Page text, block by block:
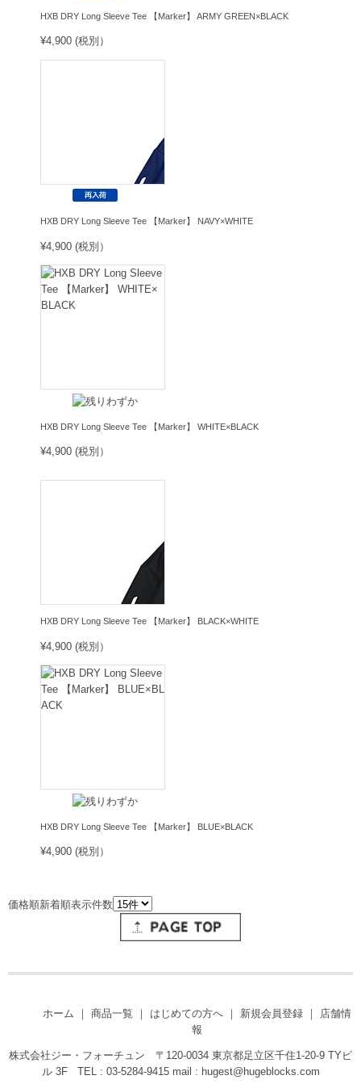
HXB DRY Long Sleeve Tee 【Marker】 ARMY GREEN×BLACK
¥4,900 (税別）
HXB DRY Long Sleeve Tee 【Marker】 NAVY×WHITE
¥4,900 (税別）
HXB DRY Long Sleeve Tee 【Marker】 WHITE×BLACK
¥4,900 (税別）
HXB DRY Long Sleeve Tee 【Marker】 BLACK×WHITE
¥4,900 (税別）
HXB DRY Long Sleeve Tee 【Marker】 BLUE×BLACK
¥4,900 (税別）
価格順新着順表示件数
ホーム ｜ 商品一覧 ｜ はじめての方へ｜ 新規会員登録｜
店舗情
報
株式会社ジー・フォーチュン 〒120-0034 東京都足立区千住1-20-9 TYビ
ル 3F TEL : 03-5284-9415 mail : hugest@hugeblocks.com